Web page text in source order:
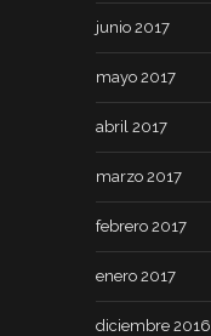
junio 2017
mayo 2017
abril 2017
marzo 2017
febrero 2017
enero 2017
diciembre 2016